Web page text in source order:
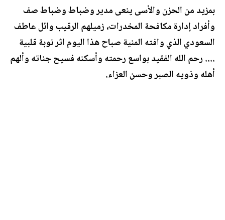
بمزيد من الحزن والأسى ينعى مدير وضباط وضباط صف
وأفراد إدارة مكافحة المخدرات، زميلهم الرقيب وائل عاطف
السعودي الذي وافته المنية صباح هذا اليوم اثر نوبة قلبية
.... رحم الله الفقيد بواسع رحمته وأسكنه فسيح جناته وألهم
أهله وذويه الصبر وحسن العزاء.